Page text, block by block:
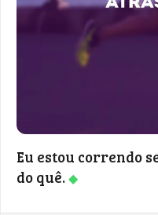
Eu estou correndo
do quê.◆